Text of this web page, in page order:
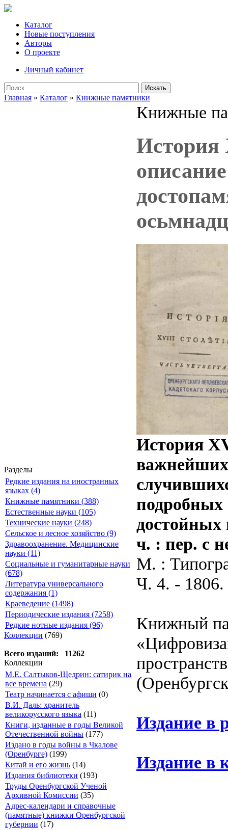
Каталог
Новые поступления
Авторы
О проекте
Личный кабинет
Искать
Главная » Каталог » Книжные памятники
Разделы
Редкие издания на иностранных
языках (4)
Книжные памятники (388)
Естественные науки (105)
Технические науки (248)
Сельское и лесное хозяйство (9)
Здравоохранение. Медицинские
науки (11)
Социальные и гуманитарные науки
(678)
Литература универсального
содержания (1)
Краеведение (1498)
Периодические издания (7258)
Редкие нотные издания (96)
Коллекции (769)
Всего изданий: 11262
Коллекции
М.Е. Салтыков-Щедрин: сатирик на
все времена (29)
Театр начинается с афиши (0)
В.И. Даль: хранитель
великорусского языка (11)
Книги, изданные в годы Великой
Отечественной войны (177)
Издано в годы войны в Чкалове
(Оренбурге) (199)
Китай и его жизнь (14)
Издания библиотеки (193)
Труды Оренбургской Ученой
Архивной Комиссии (35)
Адрес-календари и справочные
(памятные) книжки Оренбургской
губернии (17)
Книжные
История
История
подробных
достойных
ч. : пер. с
М. :
Ч. 4. -
Книжный
Издание в
Издание в